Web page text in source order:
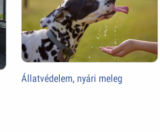
Állatvédelem, nyári meleg